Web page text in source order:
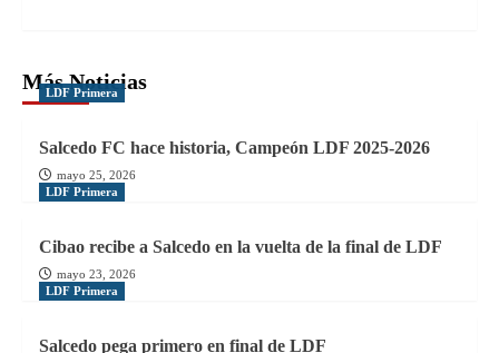
Más Noticias
LDF Primera
Salcedo FC hace historia, Campeón LDF 2025-2026
mayo 25, 2026
LDF Primera
Cibao recibe a Salcedo en la vuelta de la final de LDF
mayo 23, 2026
LDF Primera
Salcedo pega primero en final de LDF